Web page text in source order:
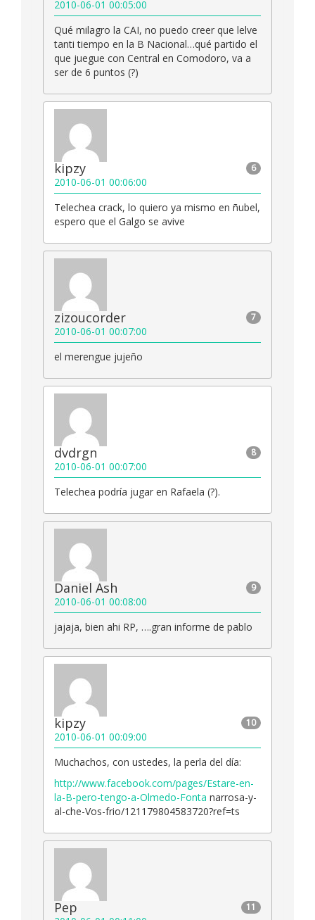
2010-06-01 00:05:00
Qué milagro la CAI, no puedo creer que lelve
tanti tiempo en la B Nacional…qué partido el
que juegue con Central en Comodoro, va a
ser de 6 puntos (?)
6
kipzy
2010-06-01 00:06:00
Telechea crack, lo quiero ya mismo en ñubel,
espero que el Galgo se avive
7
zizoucorder
2010-06-01 00:07:00
el merengue jujeño
8
dvdrgn
2010-06-01 00:07:00
Telechea podría jugar en Rafaela (?).
9
Daniel Ash
2010-06-01 00:08:00
jajaja, bien ahi RP, ….gran informe de pablo
10
kipzy
2010-06-01 00:09:00
Muchachos, con ustedes, la perla del día:
http://www.facebook.com/pages/Estare-en-
la-B-pero-tengo-a-Olmedo-Fonta narrosa-y-
al-che-Vos-frio/121179804583720?ref=ts
11
Pep